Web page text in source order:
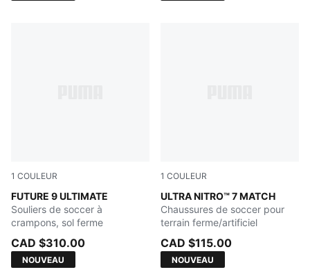
1 COULEUR
FUTURE 9 ULTIMATE
Sugared Almond-PUMA White-Ultra Red-PUMA Black
Souliers de soccer à
crampons, sol ferme
CAD $310.00
NOUVEAU
1 COULEUR
ULTRA NITRO™ 7 MATCH
Ultra Red-PUMA Black-
Chaussures de soccer pour
terrain ferme/artificiel
CAD $115.00
NOUVEAU